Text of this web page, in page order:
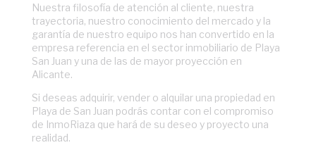
Nuestra filosofía de atención al cliente, nuestra
trayectoria, nuestro conocimiento del mercado y la
garantía de nuestro equipo nos han convertido en la
empresa referencia en el sector inmobiliario de Playa
San Juan y una de las de mayor proyección en
Alicante.
Si deseas adquirir, vender o alquilar una propiedad en
Playa de San Juan podrás contar con el compromiso
de InmoRiaza que hará de su deseo y proyecto una
realidad.